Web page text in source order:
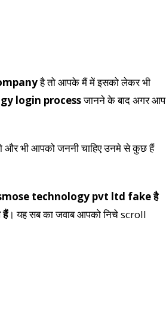
है तो आपके मैं में इसको लेकर भी
login processजानने के बाद अगर आप
और भी आपको जननी चाहिए उनमे से कुछ हैं
technology pvt ltd fake है
। यह सब का जवाब आपको निचे scroll